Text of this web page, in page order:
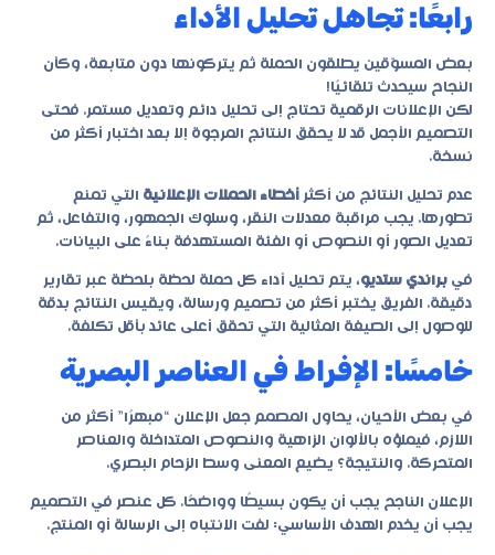
رابعًا: تجاهل تحليل الأداء
بعض المسوّقين يطلقون الحملة ثم يتركونها دون متابعة، وكأن
النجاح سيحدث تلقائيًا!
لكن الإعلانات الرقمية تحتاج إلى تحليل دائم وتعديل مستمر. فحتى
التصميم الأجمل قد لا يحقق النتائج المرجوة إلا بعد اختبار أكثر من
نسخة.
عدم تحليل النتائج من أكثر أخطاء الحملات الإعلانية التي تمنع
تطورها. يجب مراقبة معدلات النقر، وسلوك الجمهور، والتفاعل، ثم
تعديل الصور أو النصوص أو الفئة المستهدفة بناءً على البيانات.
في براندي ستديو، يتم تحليل أداء كل حملة لحظة بلحظة عبر تقارير
دقيقة. الفريق يختبر أكثر من تصميم ورسالة، ويقيس النتائج بدقة
للوصول إلى الصيغة المثالية التي تحقق أعلى عائد بأقل تكلفة.
خامسًا: الإفراط في العناصر البصرية
في بعض الأحيان، يحاول المصمم جعل الإعلان “مبهرًا” أكثر من
اللازم، فيملؤه بالألوان الزاهية والنصوص المتداخلة والعناصر
المتحركة. والنتيجة؟ يضيع المعنى وسط الزحام البصري.
الإعلان الناجح يجب أن يكون بسيطًا وواضحًا. كل عنصر في التصميم
يجب أن يخدم الهدف الأساسي: لفت الانتباه إلى الرسالة أو المنتج.